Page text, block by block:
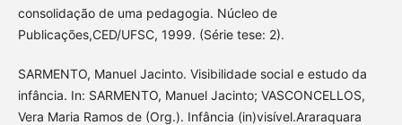
consolidação de uma pedagogia. Núcleo de
Publicações,CED/UFSC, 1999. (Série tese: 2).
SARMENTO, Manuel Jacinto. Visibilidade social e estudo da
infância. In: SARMENTO, Manuel Jacinto; VASCONCELLOS,
Vera Maria Ramos de (Org.). Infância (in)visível.Araraquara